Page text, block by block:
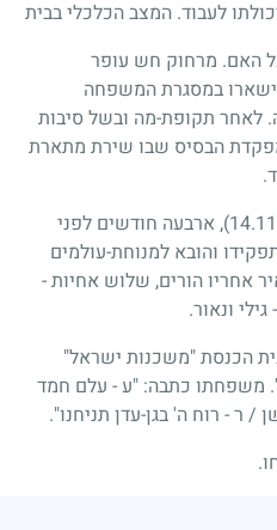
לעבוד. המצב הכלכלי בבית
האם. מרחוק חש עופר
במסגרת המשפחה
לאחר תקופת-מה ובשל סיבות
הבסיס שבו שירת מתארת
, ארבעה חודשים לפני
והובא למנוחת-עולמים
אחריו הורים, שלוש אחיות -
ונאור.
הכנסת "משכנות ישראל"
משפחתו כתבה: "ע - עלם חמד
/ ר - רוח ה' בגן-עדן תניחנו".